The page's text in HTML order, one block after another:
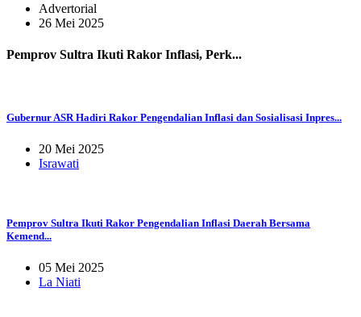
Advertorial
26 Mei 2025
Pemprov Sultra Ikuti Rakor Inflasi, Perk...
Gubernur ASR Hadiri Rakor Pengendalian Inflasi dan Sosialisasi Inpres...
20 Mei 2025
Israwati
Pemprov Sultra Ikuti Rakor Pengendalian Inflasi Daerah Bersama
Kemend...
05 Mei 2025
La Niati